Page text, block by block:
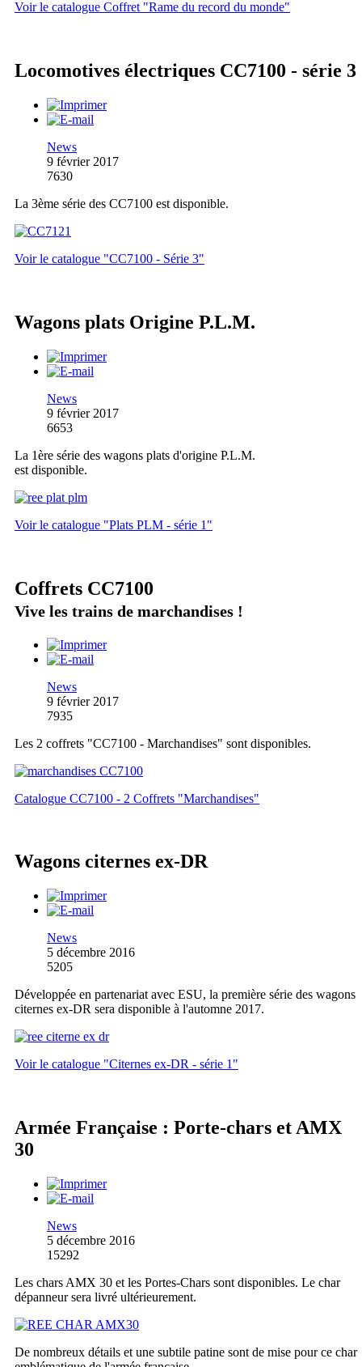
Voir le catalogue Coffret "Rame du record du monde"
Locomotives électriques CC7100 - série 3
News
9 février 2017
7630
La 3ème série des CC7100 est disponible.
Voir le catalogue "CC7100 - Série 3"
Wagons plats Origine P.L.M.
News
9 février 2017
6653
La 1ère série des wagons plats d'origine P.L.M.
est disponible.
Voir le catalogue "Plats PLM - série 1"
Coffrets CC7100
Vive les trains de marchandises !
News
9 février 2017
7935
Les 2 coffrets "CC7100 - Marchandises" sont disponibles.
Catalogue CC7100 - 2 Coffrets "Marchandises"
Wagons citernes ex-DR
News
5 décembre 2016
5205
Développée en partenariat avec ESU, la première série des wagons
citernes ex-DR sera disponible à l'automne 2017.
Voir le catalogue "Citernes ex-DR - série 1"
Armée Française : Porte-chars et AMX
30
News
5 décembre 2016
15292
Les chars AMX 30 et les Portes-Chars sont disponibles. Le char
dépanneur sera livré ultérieurement.
De nombreux détails et une subtile patine sont de mise pour ce char